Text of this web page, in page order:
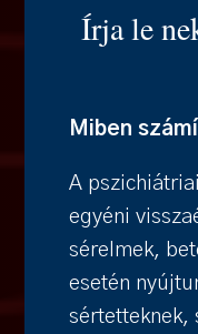
Írja le
Miben
A
egyéni
sérelmek,
esetén
sértetteknek,